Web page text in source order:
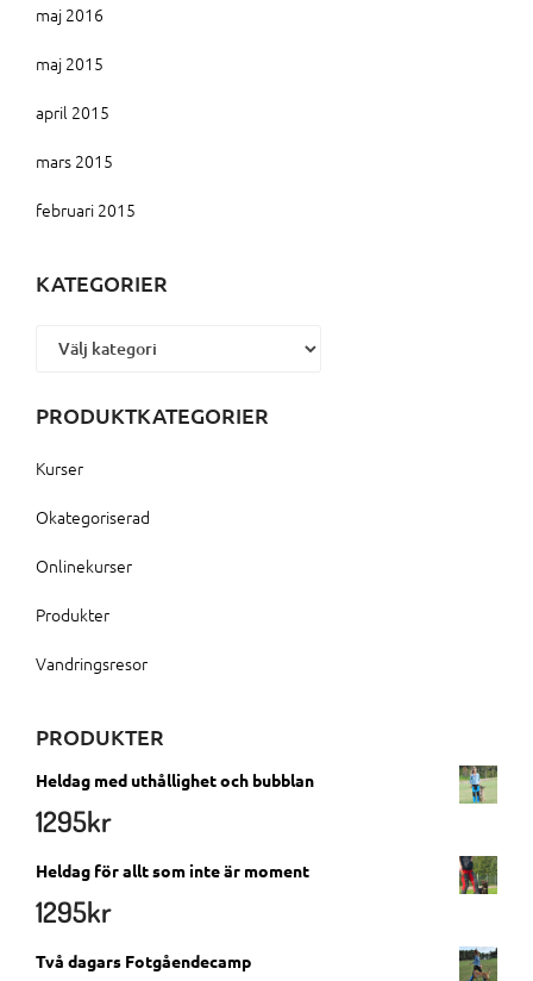
maj 2016
maj 2015
april 2015
mars 2015
februari 2015
KATEGORIER
Kategorier
PRODUKTKATEGORIER
Kurser
Okategoriserad
Onlinekurser
Produkter
Vandringsresor
PRODUKTER
Heldag med uthållighet och bubblan
1295kr
Heldag för allt som inte är moment
1295kr
Två dagars Fotgåendecamp